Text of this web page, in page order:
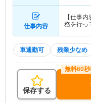
仕事内容
【仕事
務を行っ
車通勤可 残業少なめ
保存する